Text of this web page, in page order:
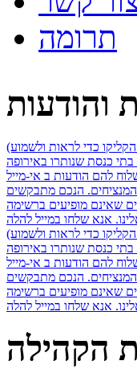
תרומה
והודעות
בתי כנסת שנותרו באירופה
הנכם מתבקשים
בתי כנסת שנותרו באירופה
הנכם מתבקשים
הקהילה